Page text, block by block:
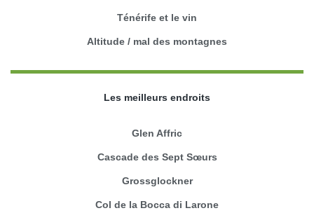
Ténérife et le vin
Altitude / mal des montagnes
Les meilleurs endroits
Glen Affric
Cascade des Sept Sœurs
Grossglockner
Col de la Bocca di Larone